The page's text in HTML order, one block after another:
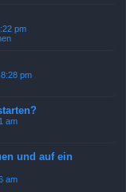
pm
pm
am
und auf ein
am